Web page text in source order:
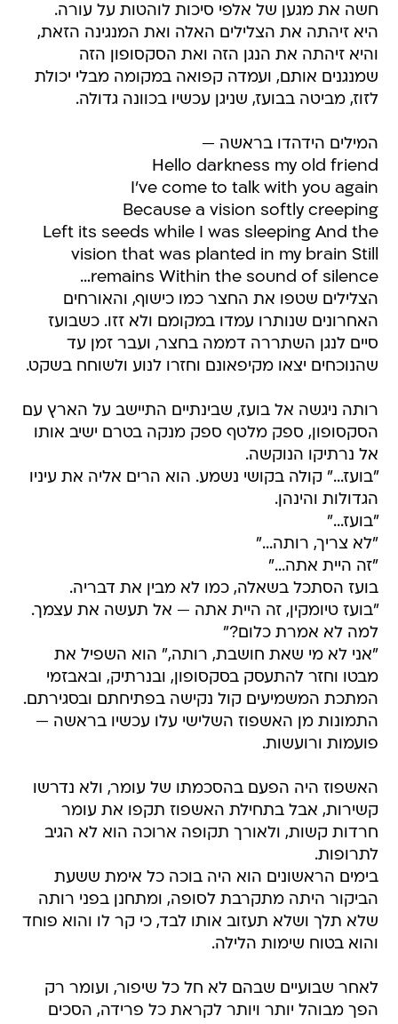
חשה את מגען של אלפי סיכות לוהטות על עורה.
היא זיהתה את הצלילים האלה ואת המנגינה הזאת,
והיא זיהתה את הנגן הזה ואת הסקסופון הזה
שמנגנים אותם, ועמדה קפואה במקומה מבלי יכולת
לזוז, מביטה בבועז, שניגן עכשיו בכוונה גדולה.
המילים הידהדו בראשה —
Hello darkness my old friend
I've come to talk with you again
Because a vision softly creeping
Left its seeds while I was sleeping And the
vision that was planted in my brain Still
remains Within the sound of silence…
הצלילים שטפו את החצר כמו כישוף, והאורחים
האחרונים שנותרו עמדו במקומם ולא זזו. כשבועז
סיים לנגן השתררה דממה בחצר, ועבר זמן עד
שהנוכחים יצאו מקיפאונם וחזרו לנוע ולשוחח בשקט.
רותה ניגשה אל בועז, שבינתיים התיישב על הארץ עם
הסקסופון, ספק מלטף ספק מנקה בטרם ישיב אותו
אל נרתיקו הנוקשה.
"בועז..." קולה בקושי נשמע. הוא הרים אליה את עיניו
הגדולות והינהן.
"בועז..."
"לא צריך, רותה..."
"זה היית אתה..."
בועז הסתכל בשאלה, כמו לא מבין את דבריה.
"בועז טיומקין, זה היית אתה — אל תעשה את עצמך.
למה לא אמרת כלום?"
"אני לא מי שאת חושבת, רותה," הוא השפיל את
מבטו וחזר להתעסק בסקסופון, ובנרתיק, ובאבזמי
המתכת המשמיעים קול נקישה בפתיחתם ובסגירתם.
התמונות מן האשפוז השלישי עלו עכשיו בראשה —
פועמות ורועשות.
האשפוז היה הפעם בהסכמתו של עומר, ולא נדרשו
קשירות, אבל בתחילת האשפוז תקפו את עומר
חרדות קשות, ולאורך תקופה ארוכה הוא לא הגיב
לתרופות.
בימים הראשונים הוא היה בוכה כל אימת ששעת
הביקור היתה מתקרבת לסופה, ומתחנן בפני רותה
שלא תלך ושלא תעזוב אותו לבד, כי קר לו והוא פוחד
והוא בטוח שימות הלילה.
לאחר שבועיים שבהם לא חל כל שיפור, ועומר רק
הפך מבוהל יותר ויותר לקראת כל פרידה, הסכים